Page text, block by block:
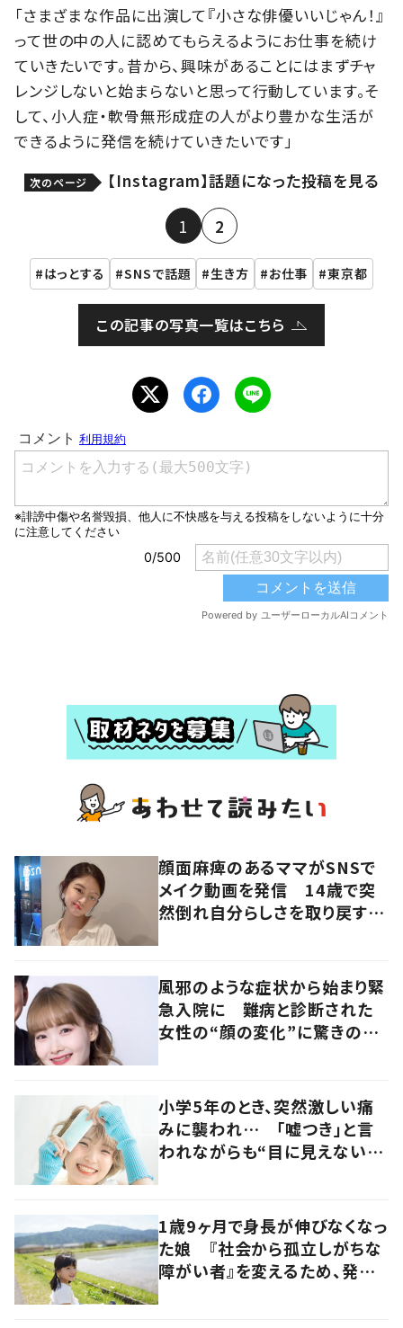
「さまざまな作品に出演して『小さな俳優いいじゃん！』
って世の中の人に認めてもらえるようにお仕事を続け
ていきたいです。昔から、興味があることにはまずチャ
レンジしないと始まらないと思って行動しています。そ
して、小人症・軟骨無形成症の人がより豊かな生活が
できるように発信を続けていきたいです」
次のページ 【Instagram】話題になった投稿を見る
1 2
はっとする SNSで話題 生き方 お仕事 東京都
この記事の写真一覧はこちら
顔面麻痺のあるママがSNSで
メイク動画を発信 14歳で突
然倒れ自分らしさを取り戻すま
風邪のような症状から始まり緊
急入院に 難病と診断された
女性の“顔の変化”に驚きの
小学5年のとき、突然激しい痛
みに襲われ… 「嘘つき」と言
われながらも“目に見えない
1歳9ヶ月で身長が伸びなくなっ
た娘 『社会から孤立しがちな
障がい者』を変えるため、発信